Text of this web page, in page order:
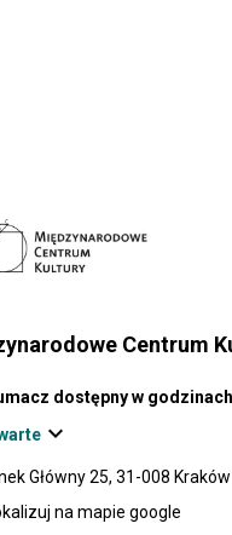
Centrum
dostępny w godzinach
expand_more
Główny 25, 31-008 Kraków
na mapie google